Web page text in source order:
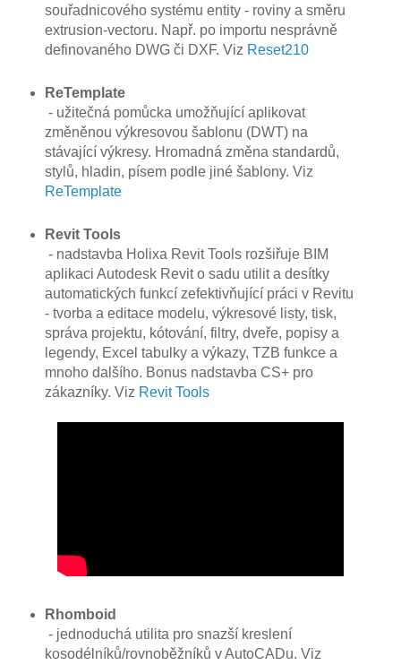
souřadnicového systému entity - roviny a směru
extrusion-vectoru. Např. po importu nesprávně
definovaného DWG či DXF. Viz Reset210
ReTemplate
- užitečná pomůcka umožňující aplikovat
změněnou výkresovou šablonu (DWT) na
stávající výkresy. Hromadná změna standardů,
stylů, hladin, písem podle jiné šablony. Viz
ReTemplate
Revit Tools
- nadstavba Holixa Revit Tools rozšiřuje BIM
aplikaci Autodesk Revit o sadu utilit a desítky
automatických funkcí zefektivňující práci v Revitu
- tvorba a editace modelu, výkresové listy, tisk,
správa projektu, kótování, filtry, dveře, popisy a
legendy, Excel tabulky a výkazy, TZB funkce a
mnoho dalšího. Bonus nadstavba CS+ pro
zákazníky. Viz Revit Tools
Rhomboid
- jednoduchá utilita pro snazší kreslení
kosodélníků/rovnoběžníků v AutoCADu. Viz